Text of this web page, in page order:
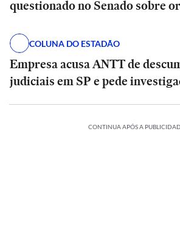
questionado no Senado sobre
COLUNA DO ESTADÃO
Empresa acusa ANTT de
judiciais em SP e pede
CONTINUA APÓS A